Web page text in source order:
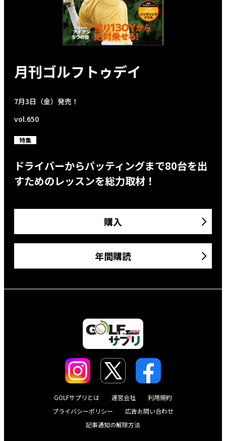
月刊ゴルフトゥデイ
7月3日（金）発売！
vol.650
特集
ドライバーからパッティングまで80台を出
すためのレッスンを総力取材！
購入
年間購読
GOLFサプリとは 運営会社
利用規約
プライバシーポリシー
広告お問い合わせ
記事通知の解除方法